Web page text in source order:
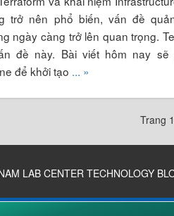
trở nên phổ biến, vấn đề
ngày càng trở lên quan trọng.
đề này. Bài viết hôm nay
để khởi tạo ... »
Trang
LAB CENTER TECHNOLOGY